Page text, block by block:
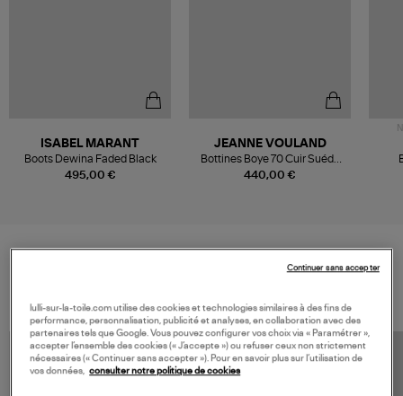
495,00 €
ISABEL MARANT
Boots Dewina Faded Black
440,00 €
JEANNE VOULAND
Bottines Boye 70 Cuir Suédé
Noir
lulli-sur-la-toile.com utilise des cookies et technologies similaires à des fins de
performance, personnalisation, publicité et analyses, en collaboration avec des
partenaires tels que Google. Vous pouvez configurer vos choix via « Paramétrer »,
accepter l’ensemble des cookies (« J’accepte ») ou refuser ceux non strictement
nécessaires (« Continuer sans accepter »). Pour en savoir plus sur l’utilisation de
vos données, consulter notre politique de cookies
Continuer sans accepter